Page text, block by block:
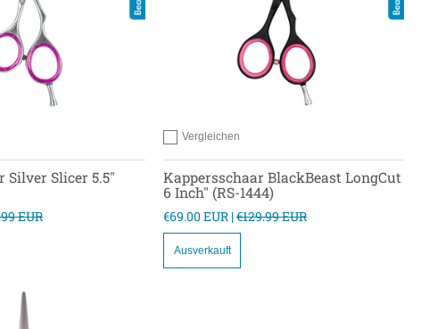
Silver Slicer 5.5"
EUR
Hinzufügen zum vergleichen
Vergleichen
Kappersschaar BlackBeast LongCut
6 Inch" (RS-1444)
€69.00 EUR |€129.99 EUR
Ausverkauft